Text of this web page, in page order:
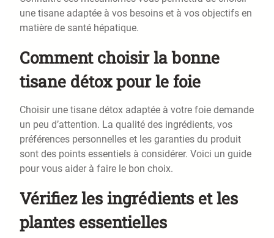
une tisane adaptée à vos besoins et à vos objectifs en
matière de santé hépatique.
Comment choisir la bonne
tisane détox pour le foie
Choisir une tisane détox adaptée à votre foie demande
un peu d’attention. La qualité des ingrédients, vos
préférences personnelles et les garanties du produit
sont des points essentiels à considérer. Voici un guide
pour vous aider à faire le bon choix.
Vérifiez les ingrédients et les
plantes essentielles